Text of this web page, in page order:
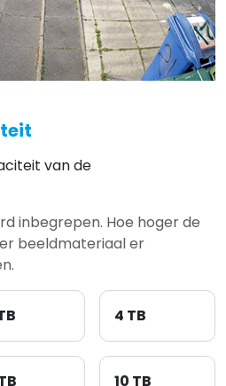
van de
inbegrepen. Hoe hoger de
beeldmateriaal er
4 TB
10 TB